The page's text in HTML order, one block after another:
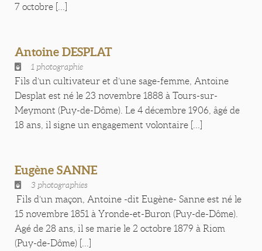
7 octobre [...]
Antoine DESPLAT
1 photographie
Fils d’un cultivateur et d’une sage-femme, Antoine
Desplat est né le 23 novembre 1888 à Tours-sur-
Meymont (Puy-de-Dôme). Le 4 décembre 1906, âgé de
18 ans, il signe un engagement volontaire [...]
Eugène SANNE
3 photographies
Fils d’un maçon, Antoine -dit Eugène- Sanne est né le
15 novembre 1851 à Yronde-et-Buron (Puy-de-Dôme).
Agé de 28 ans, il se marie le 2 octobre 1879 à Riom
(Puy-de-Dôme) [...]